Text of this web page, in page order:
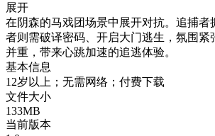
展开
在阴森的马戏团场景中展开对抗。追捕者
者则需破译密码、开启大门逃生，氛围紧
并重，带来心跳加速的追逃体验。
基本信息
12岁以上；无需网络；付费下载
文件大小
133MB
当前版本